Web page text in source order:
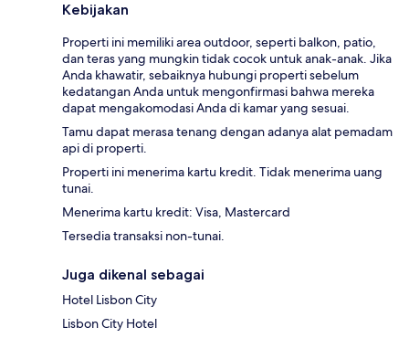
Kebijakan
Properti ini memiliki area outdoor, seperti balkon, patio,
dan teras yang mungkin tidak cocok untuk anak-anak. Jika
Anda khawatir, sebaiknya hubungi properti sebelum
kedatangan Anda untuk mengonfirmasi bahwa mereka
dapat mengakomodasi Anda di kamar yang sesuai.
Tamu dapat merasa tenang dengan adanya alat pemadam
api di properti.
Properti ini menerima kartu kredit. Tidak menerima uang
tunai.
Menerima kartu kredit: Visa, Mastercard
Tersedia transaksi non-tunai.
Juga dikenal sebagai
Hotel Lisbon City
Lisbon City Hotel